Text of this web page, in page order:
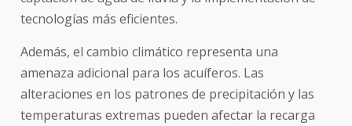
tecnologías más eficientes.
Además, el cambio climático representa una
amenaza adicional para los acuíferos. Las
alteraciones en los patrones de precipitación y las
temperaturas extremas pueden afectar la recarga